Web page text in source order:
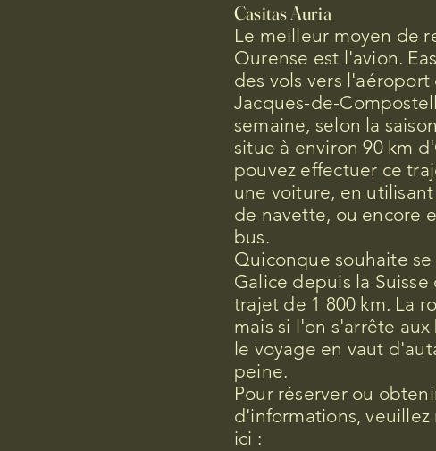
Casitas Auria
Le meilleur moyen de
Ourense est l'avion.
des vols vers l'aéroport
Jacques-de-
semaine, selon la
situe à environ 90 km
pouvez effectuer ce
une voiture, en
de navette, ou encore
bus.
Quiconque souhaite
Galice depuis la
trajet de 1 800 km. La
mais si l'on s'arrête
le voyage en vaut
peine.
Pour réserver ou
d'informations, veuillez
ici :